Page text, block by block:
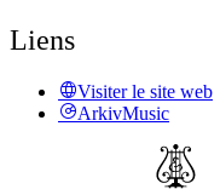
Liens
Visiter le site web
ArkivMusic